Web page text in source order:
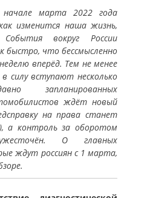
марта 2022 года
изменится наша жизнь,
вокруг России
быстро, что бессмысленно
вперёд. Тем не менее
силу вступают несколько
запланированных
ждёт новый
на права станет
а контроль за оборотом
О главных
ждут россиян с 1 марта,